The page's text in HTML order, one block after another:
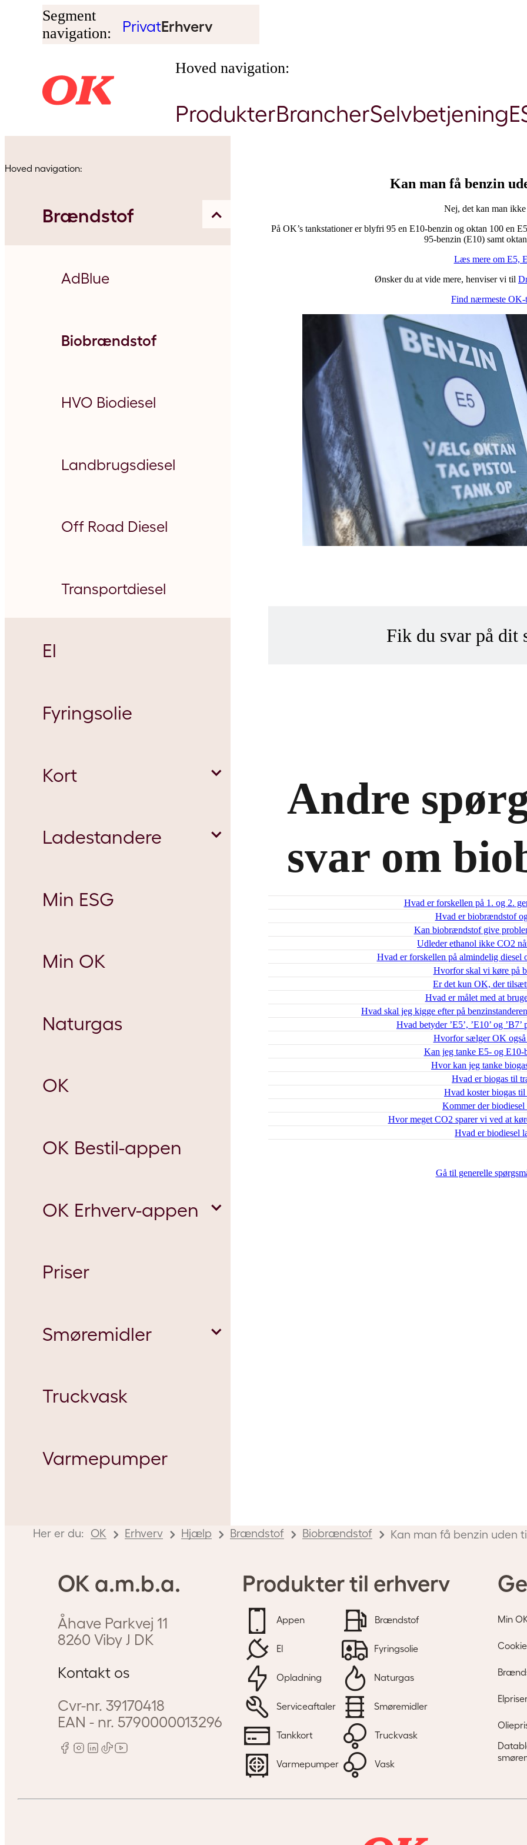
Segment
navigation:
PrivatErhverv
Hoved navigation:
ProdukterBrancherSelvbetjening
Hoved navigation:
Brændstof
AdBlue
Biobrændstof
HVO Biodiesel
Landbrugsdiesel
Off Road Diesel
Transportdiesel
El
Fyringsolie
Kort
OK Erhvervskort
OK DKV-kort
OK Truckkort
OK Mobil-tankkort
Ladestandere
Boligforeninger
Firmaladeboks
Min ESG
Min OK
Naturgas
OK
OK Bestil-appen
OK Erhverv-appen
Parkering
Priser
Smøremidler
Bionedbrydelige smøremidler
Truckvask
Varmepumper
Kan man få benzin
Nej, det kan man
På OK’s tankstationer er blyfri 95 en E10-benzin og oktan 100 en
95-benzin (E10) samt
Læs mere om E5,
Ønsker du at vide mere, henviser vi til
Find nærmeste OK-
Fik du svar på dit
Hvorfor ikke? Indsend din
Andre
svar om
Hvad er forskellen på 1. og 2.
Hvad er biobrændstof
Kan biobrændstof give
Udleder ethanol ikke CO2
Hvad er forskellen på almindelig diesel
Hvorfor skal vi køre på
Er det kun OK, der
Hvad er målet med at
Hvad skal jeg kigge efter på
Hvad betyder ’E5’, ’E10’ og
Hvorfor sælger OK også
Kan jeg tanke E5- og E10-
Hvor kan jeg tanke
Hvad er biogas til
Hvad koster biogas til
Kommer der biodiesel
Hvor meget CO2 sparer vi ved at
Hvad er biodiesel
Gå til generelle
Her er du: OK Erhverv Hjælp Brændstof Biobrændstof Kan man få benzin uden
OK a.m.b.a.
Åhave Parkvej 11
8260 Viby J DK
Kontakt os
Cvr-nr. 39170418
EAN - nr. 5790000013296
Produkter til erhverv
Appen Brændstof
El Fyringsolie
Opladning Naturgas
Serviceaftaler Smøremidler
Tankkort Truckvask
Varmepumper Vask
Min